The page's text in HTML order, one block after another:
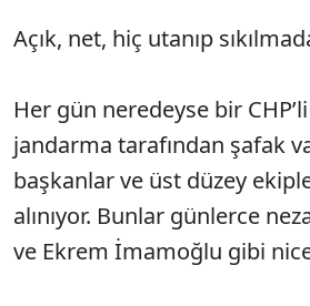
Açık, net, hiç utanıp
Her gün neredeyse bir
jandarma tarafından şafak
başkanlar ve üst düzey
alınıyor. Bunlar günlerce
ve Ekrem İmamoğlu gibi